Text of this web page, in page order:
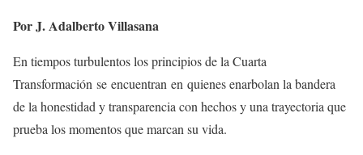
Por J. Adalberto Villasana
En tiempos turbulentos los principios de la Cuarta
Transformación se encuentran en quienes enarbolan la bandera
de la honestidad y transparencia con hechos y una trayectoria que
prueba los momentos que marcan su vida.